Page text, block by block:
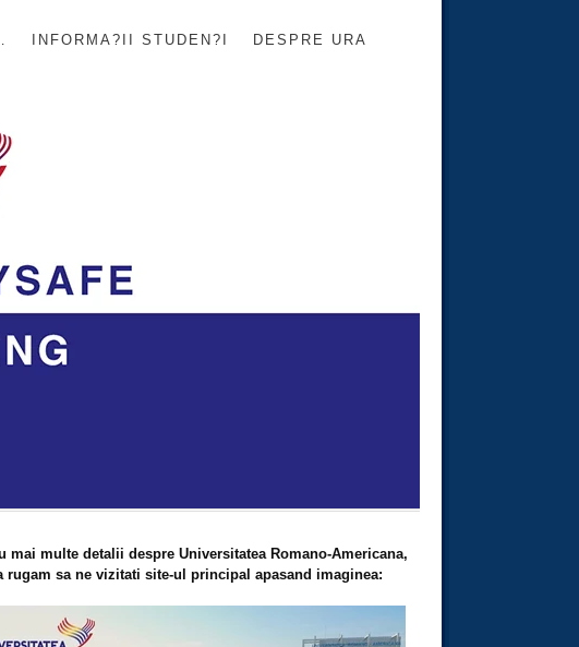
INFORMA?II STUDEN?I DESPRE URA
mai multe detalii despre Universitatea Romano-Americana,
rugam sa ne vizitati site-ul principal apasand imaginea: